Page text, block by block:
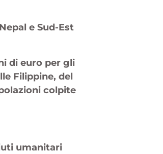
e Sud-Est
di euro per gli
Filippine, del
colpite
umanitari